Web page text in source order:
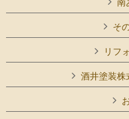
そ
リフ
酒井塗装株